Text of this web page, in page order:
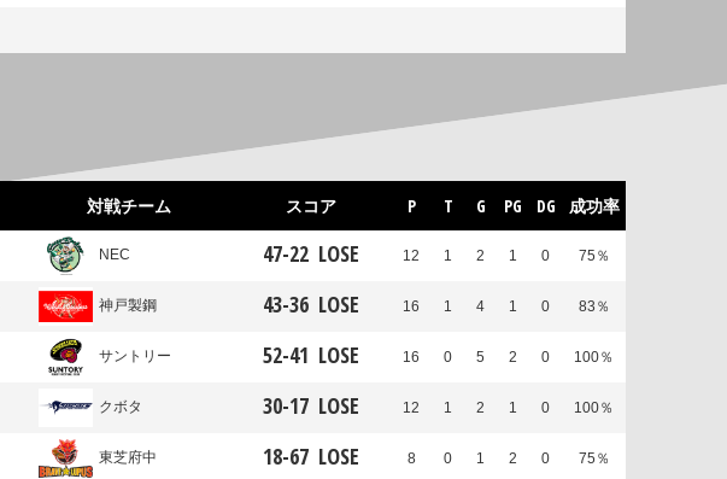
対戦チーム スコア P T G PG DG 成功率
NEC 47-22 LOSE 12 1 2 1 0 75％
神戸製鋼 43-36 LOSE 16 1 4 1 0 83％
サントリー 52-41 LOSE 16 0 5 2 0 100％
クボタ 30-17 LOSE 12 1 2 1 0 100％
東芝府中 18-67 LOSE 8 0 1 2 0 75％